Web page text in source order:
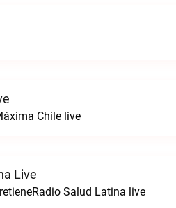
Chile live
Live
Salud Latina live